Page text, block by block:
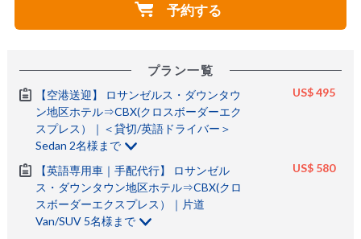
予約する
プラン一覧
【空港送迎】 ロサンゼルス・ダウンタウ
ン地区ホテル⇒CBX(クロスボーダーエク
スプレス）｜＜貸切/英語ドライバー＞
Sedan 2名様まで
US$ 495
【英語専用車｜手配代行】 ロサンゼル
ス・ダウンタウン地区ホテル⇒CBX(クロ
スボーダーエクスプレス）｜片道
Van/SUV 5名様まで
US$ 580